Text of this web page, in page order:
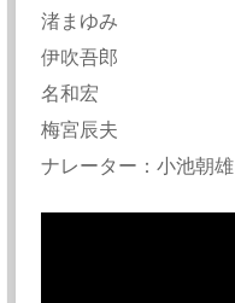
渚まゆみ
伊吹吾郎
名和宏
梅宮辰夫
ナレーター：小池朝雄